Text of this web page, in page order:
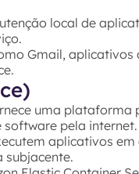
local de
Gmail,
uma plataforma
software pela internet.
aplicativos
subjacente.